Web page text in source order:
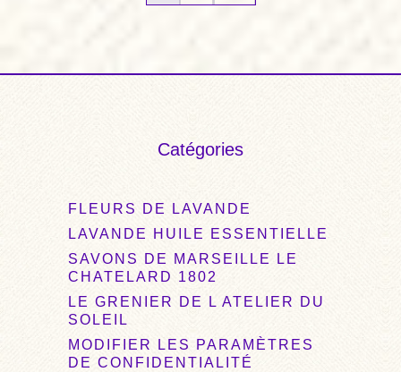
Catégories
FLEURS DE LAVANDE
LAVANDE HUILE ESSENTIELLE
SAVONS DE MARSEILLE LE
CHATELARD 1802
LE GRENIER DE L ATELIER DU
SOLEIL
MODIFIER LES PARAMÈTRES
DE CONFIDENTIALITÉ